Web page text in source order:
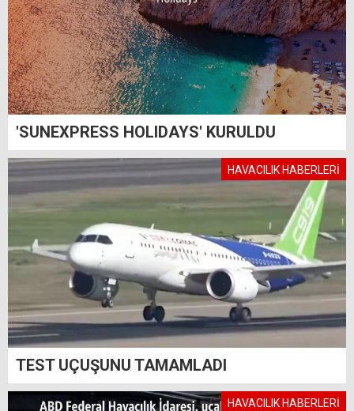
'SUNEXPRESS HOLIDAYS' KURULDU
HAVACILIK HABERLERİ
TEST UÇUŞUNU TAMAMLADI
HAVACILIK HABERLERİ